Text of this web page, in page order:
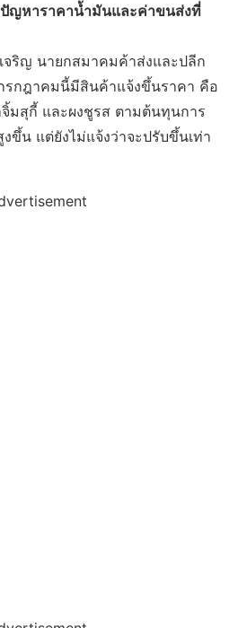
ปัญหาราคาน้ำมันและค่าขนส่งที่
จริญ นายกสมาคมค้าส่งและปลีก
กรกฎาคมนี้มีสินค้าแจ้งขึ้นราคา คือ
มสุกี้ และผงชูรส ตามต้นทุนการ
ขึ้น แต่ยังไม่แจ้งว่าจะปรับขึ้นเท่า